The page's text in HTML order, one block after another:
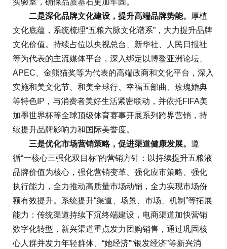
实验室，确保品质基石更加牢固。
二是深化品牌文化建设，提升高端品牌势能。
厚植
文化底蕴，系统梳理“五粮六脉文化谱系”，大力提升品牌
文化价值。持续占位以央视总台、新华社、人民日报社
等为代表的主流媒体平台，深入绑定以博鳌亚洲论坛、
APEC、金熊猫奖等为代表的高端政商和文化平台，深入
实施和美文化节、和美全球行、幸福五部曲、玫瑰婚典
等特色IP，与消费者美好生活紧密联动，并依托FIFA美
加墨世界杯等全球顶级体育赛事开展系列跨界营销，持
续提升品牌影响力和国际美誉度。
三是优化市场营销策略，促进渠道健康发展。 遵
循“一核心三强化双目标”的营销方针：以持续提升五粮液
品牌价值为核心，强化营销变革、强化应市策略、强化
执行能力，全力推动高质量市场动销，全力实现市场份
额有效提升。系统提升“渠道、场景、市场、机制”等拓展
能力：传统渠道持续下沉终端建设，电商渠道加快营销
数字化转型，新兴渠道重点发力团购销售，通过巩固核
心人群并发力年轻群体、“她经济”“银发经济”等新兴消